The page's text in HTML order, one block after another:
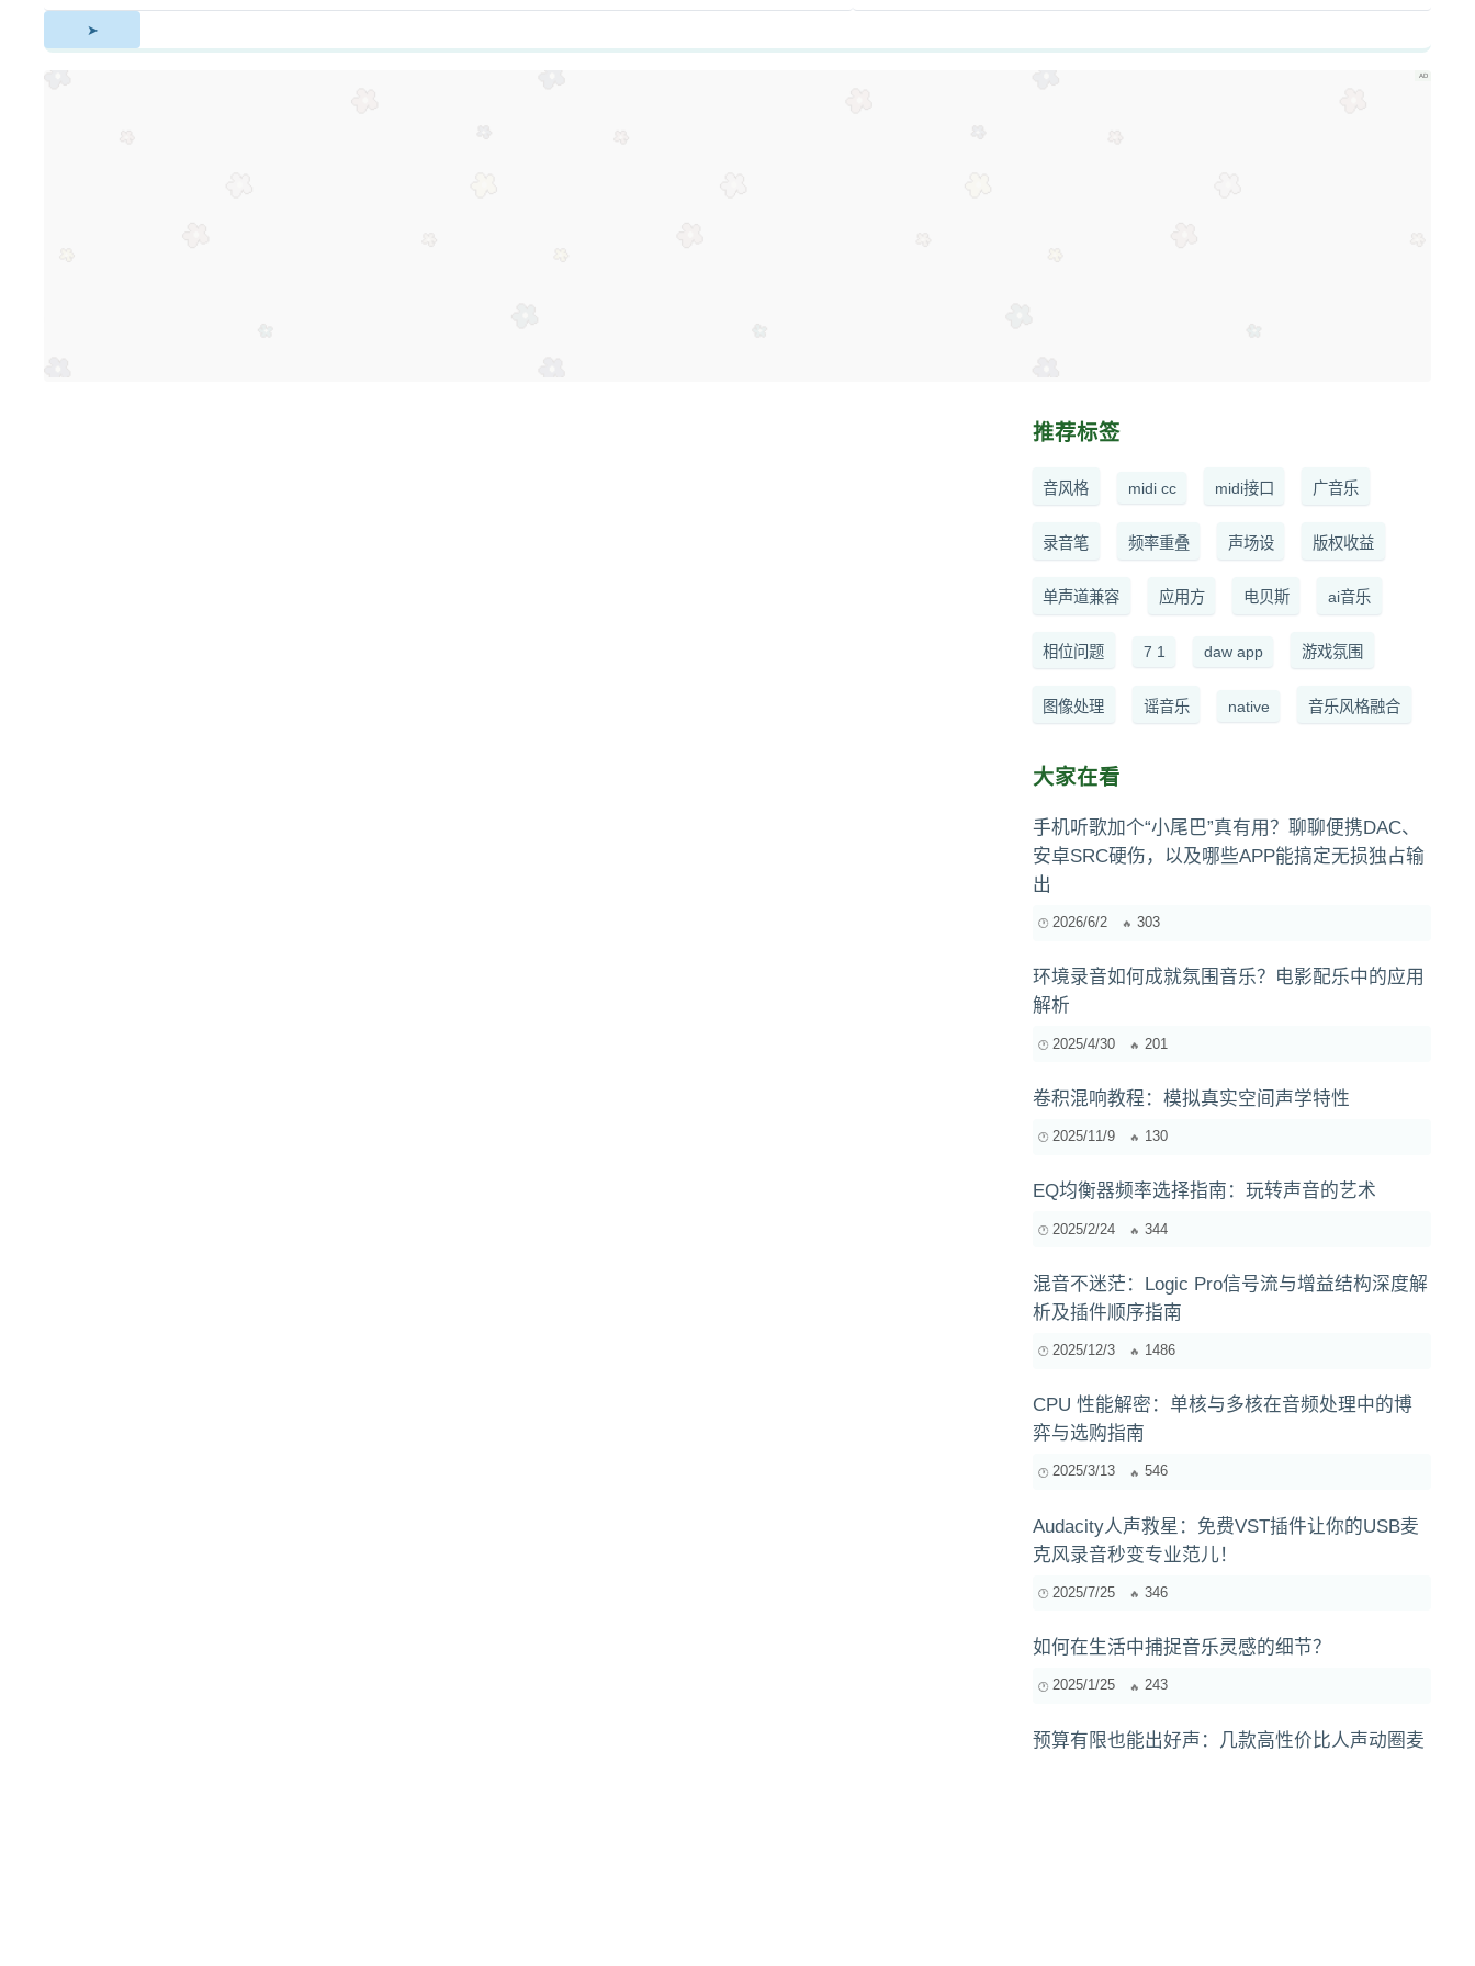
推荐标签
音风格 midi cc midi接口 广音乐
录音笔 频率重叠 声场设 版权收益
单声道兼容 应用方 电贝斯 ai音乐
相位问题 7 1 daw app 游戏氛围
图像处理 谣音乐 native 音乐风格融合
大家在看
手机听歌加个“小尾巴”真有用？聊聊便携DAC、
安卓SRC硬伤，以及哪些APP能搞定无损独占输
出
2026/6/2 303
环境录音如何成就氛围音乐？电影配乐中的应用
解析
2025/4/30 201
卷积混响教程：模拟真实空间声学特性
2025/11/9 130
EQ均衡器频率选择指南：玩转声音的艺术
2025/2/24 344
混音不迷茫：Logic Pro信号流与增益结构深度解
析及插件顺序指南
2025/12/3 1486
CPU 性能解密：单核与多核在音频处理中的博
弈与选购指南
2025/3/13 546
Audacity人声救星：免费VST插件让你的USB麦
克风录音秒变专业范儿！
2025/7/25 346
如何在生活中捕捉音乐灵感的细节？
2025/1/25 243
预算有限也能出好声：几款高性价比人声动圈麦